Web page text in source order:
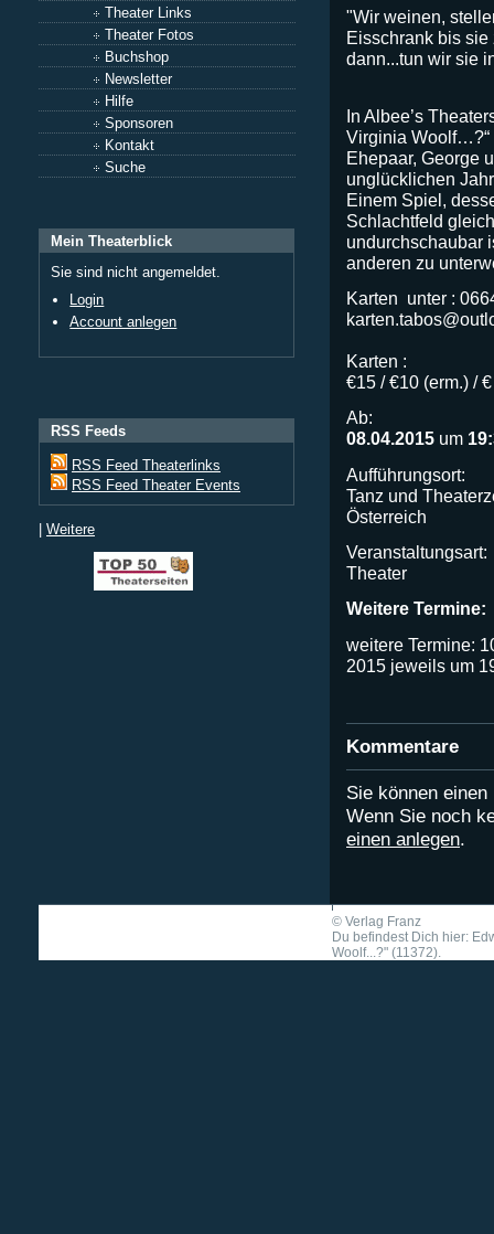
Theater Links
Theater Fotos
Buchshop
Newsletter
Hilfe
Sponsoren
Kontakt
Suche
Mein Theaterblick
Sie sind nicht angemeldet.
Login
Account anlegen
RSS Feeds
RSS Feed Theaterlinks
RSS Feed Theater Events
| Weitere
"Wir weinen,
Eisschrank bis
dann...tun wir sie
In Albee’s
Virginia Woolf…?“
Ehepaar, George
unglücklichen
Einem Spiel,
Schlachtfeld
undurchschaubar
anderen zu
Karten unter :
Karten :
€15 / €10 (erm.) /
Ab:
08.04.2015 um
Aufführungsort:
Tanz und
Österreich
Veranstaltungsart:
Theater
Weitere Termine:
weitere Termine:
2015 jeweils um
Kommentare
Sie können
Wenn Sie noch
einen anlegen.
© Verlag Franz
Du befindest Dich hier:
Woolf...?" (11372).